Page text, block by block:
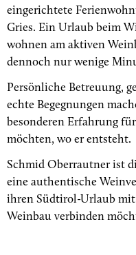
eingerichtete
Gries. Ein Urlaub beim
wohnen am aktiven
dennoch nur wenige
Persönliche Betreuung,
echte Begegnungen
besonderen Erfahrung
möchten, wo er entsteht.
Schmid Oberrautner ist
eine authentische
ihren Südtirol-Urlaub
Weinbau verbinden